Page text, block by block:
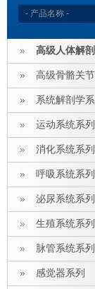
高级人体解
高级骨骼关
系统解剖学系
运动系统系列
消化系统系列
呼吸系统系列
泌尿系统系列
生殖系统系列
脉管系统系列
感觉器系列